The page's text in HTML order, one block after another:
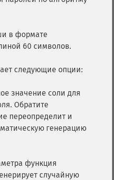
в формате
60 символов.
следующие опции:
значение соли для
Обратите
переопределит и
генерацию
функция
случайную